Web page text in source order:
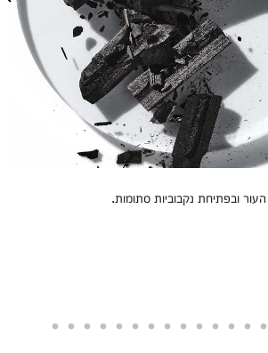
ובפתיחת נקבוביות סתומות.